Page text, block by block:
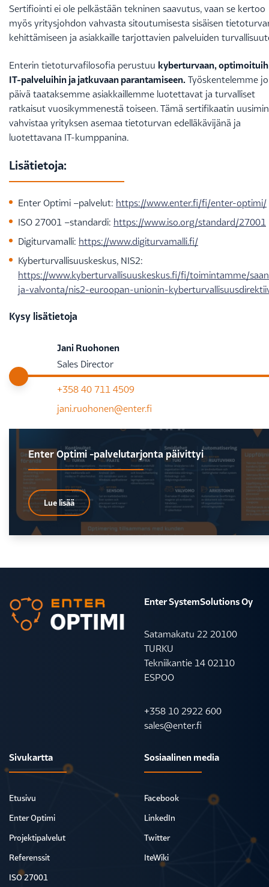
Sertifiointi ei ole pelkästään tekninen saavutus, vaan se kertoo
myös yritysjohdon vahvasta sitoutumisesta sisäisen
kehittämiseen ja asiakkaille tarjottavien palveluiden
Enterin tietoturvafilosofia perustuu kyberturvaan,
IT-palveluihin ja jatkuvaan parantamiseen. Työskentelemme
päivä taataksemme asiakkaillemme luotettavat ja turvalliset
ratkaisut vuosikymmenestä toiseen. Tämä sertifikaatin
vahvistaa yrityksen asemaa tietoturvan edelläkävijänä ja
luotettavana IT-kumppanina.
Lisätietoja:
Enter Optimi –palvelut: https://www.enter.fi/fi/enter-optimi/
ISO 27001 –standardi: https://www.iso.org/standard/27001
Digiturvamalli: https://www.digiturvamalli.fi/
Kyberturvallisuuskeskus, NIS2:
https://www.kyberturvallisuuskeskus.fi/fi/toimintamme/
ja-valvonta/nis2-euroopan-unionin-
Kysy lisätietoja
Jani Ruohonen
Sales Director
+358 40 711 4509
jani.ruohonen@enter.fi
Enter Optimi -palvelutarjonta päivittyi
Lue lisää
Enter SystemSolutions Oy
Satamakatu 22 20100
TURKU
Tekniikantie 14 02110
ESPOO
+358 10 2922 600
sales@enter.fi
Sivukartta
Etusivu
Enter Optimi
Projektipalvelut
Referenssit
ISO 27001
Sosiaalinen media
Facebook
LinkedIn
Twitter
IteWiki